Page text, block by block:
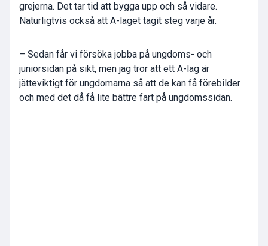
grejerna. Det tar tid att bygga upp och så vidare.
Naturligtvis också att A-laget tagit steg varje år.
– Sedan får vi försöka jobba på ungdoms- och
juniorsidan på sikt, men jag tror att ett A-lag är
jätteviktigt för ungdomarna så att de kan få förebilder
och med det då få lite bättre fart på ungdomssidan.